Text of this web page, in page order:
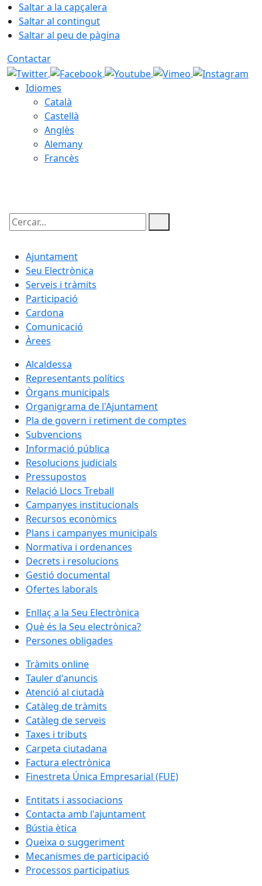
Saltar a la capçalera
Saltar al contingut
Saltar al peu de pàgina
Contactar
Idiomes
Català
Castellà
Anglès
Alemany
Francès
Cercar:
Ajuntament
Seu Electrònica
Serveis i tràmits
Participació
Cardona
Comunicació
Àrees
Alcaldessa
Representants polítics
Òrgans municipals
Organigrama de l'Ajuntament
Pla de govern i retiment de comptes
Subvencions
Informació pública
Resolucions judicials
Pressupostos
Relació Llocs Treball
Campanyes institucionals
Recursos econòmics
Plans i campanyes municipals
Normativa i ordenances
Decrets i resolucions
Gestió documental
Ofertes laborals
Enllaç a la Seu Electrònica
Què és la Seu electrònica?
Persones obligades
Tràmits online
Tauler d'anuncis
Atenció al ciutadà
Catàleg de tràmits
Catàleg de serveis
Taxes i tributs
Carpeta ciutadana
Factura electrònica
Finestreta Única Empresarial (FUE)
Entitats i associacions
Contacta amb l'ajuntament
Bústia ètica
Queixa o suggeriment
Mecanismes de participació
Processos participatius